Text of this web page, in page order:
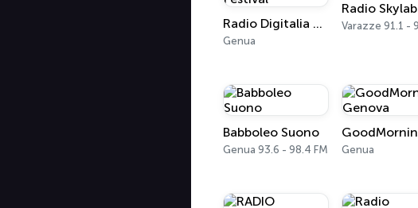
Radio Digitalia Festival
Genua
Radio Skylab
Babboleo Suono
Genua 93.6 - 98.4 FM Genua